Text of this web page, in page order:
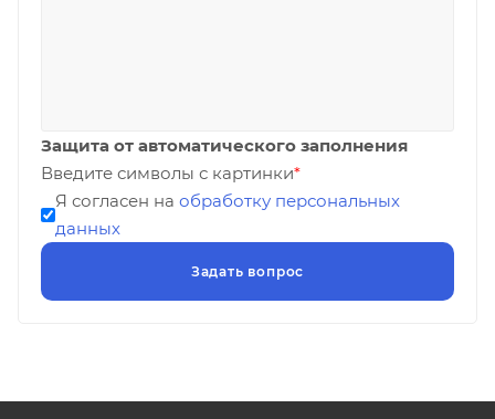
Защита от автоматического заполнения
Введите символы с картинки*
Я согласен на обработку персональных
данных